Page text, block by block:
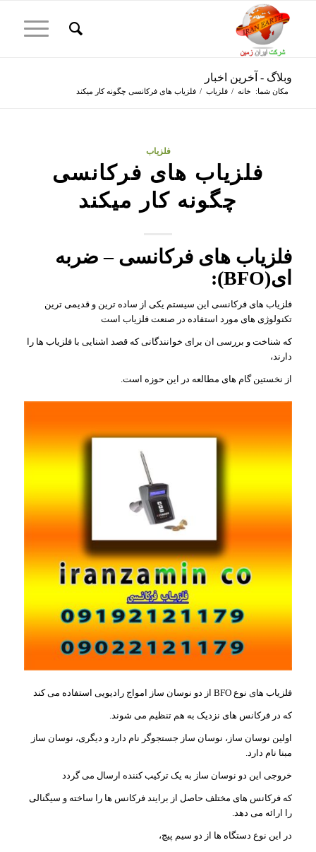
وبلاگ - آخرین اخبار
مکان شما: خانه / فلزیاب / فلزیاب های فرکانسی چگونه کار میکند
فلزیاب
فلزیاب های فرکانسی
چگونه کار میکند
فلزیاب های فرکانسی – ضربه
ای(BFO):
فلزیاب های فرکانسی این سیستم یکی از ساده ترین و قدیمی ترین
تکنولوژی های مورد استفاده در صنعت فلزیاب است
که شناخت و بررسی ان برای خوانندگانی که قصد اشنایی با فلزیاب ها را
دارند،
از نخستین گام های مطالعه در این حوزه است.
فلزیاب های نوع BFO از دو نوسان ساز امواج رادیویی استفاده می کند
که در فرکانس های نزدیک به هم تنظیم می شوند.
اولین نوسان ساز، نوسان ساز جستجوگر نام دارد و دیگری، نوسان ساز
مبنا نام دارد.
خروجی این دو نوسان ساز به یک ترکیب کننده ارسال می گردد
که فرکانس های مختلف حاصل از برایند فرکانس ها را ساخته و سیگنالی
را ارائه می دهد.
در این نوع دستگاه ها از دو سیم پیچ،